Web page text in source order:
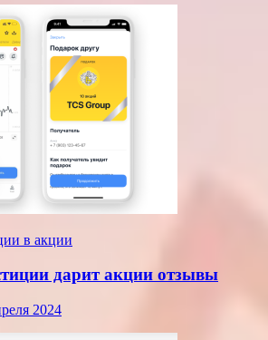
в акции
дарит акции отзывы
2024